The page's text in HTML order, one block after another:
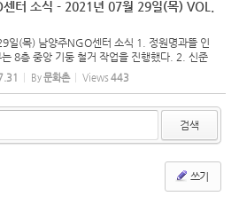
터 소식 - 2021년 07월 29일(목) VOL.
일(목) 남양주NGO센터 소식 1. 정원명과뜰 인
는 8층 중앙 기둥 철거 작업을 진행했다. 2. 신준
센터 대표는 8층에 있는 재활용 가능한 물품들을
었다. 3. 장익수커피학교 예멘 모카 마타리 세계
By문화촌 Views 443
검색
쓰기